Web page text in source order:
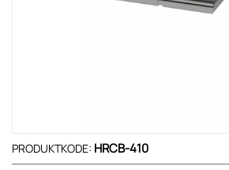
PRODUKTKODE: HRCB-410